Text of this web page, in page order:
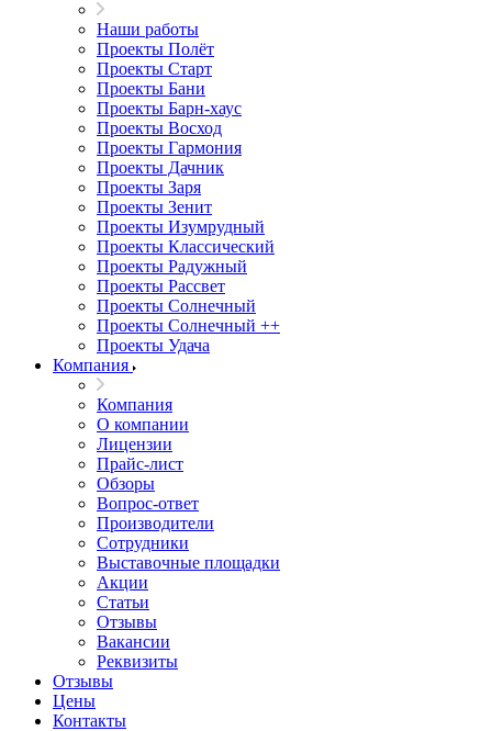
Наши работы
Проекты Полёт
Проекты Старт
Проекты Бани
Проекты Барн-хаус
Проекты Восход
Проекты Гармония
Проекты Дачник
Проекты Заря
Проекты Зенит
Проекты Изумрудный
Проекты Классический
Проекты Радужный
Проекты Рассвет
Проекты Солнечный
Проекты Солнечный ++
Проекты Удача
Компания
Компания
О компании
Лицензии
Прайс-лист
Обзоры
Вопрос-ответ
Производители
Сотрудники
Выставочные площадки
Акции
Статьи
Отзывы
Вакансии
Реквизиты
Отзывы
Цены
Контакты